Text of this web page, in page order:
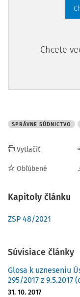
bremena v
Chcete
SPRÁVNE SÚDNICTVO
Vytlačiť
Obľúbené
Kapitoly článku
ZSP 48/2021
Súvisiace články
Glosa k uzneseniu
295/2017 z 9.5.2017
31. 10. 2017